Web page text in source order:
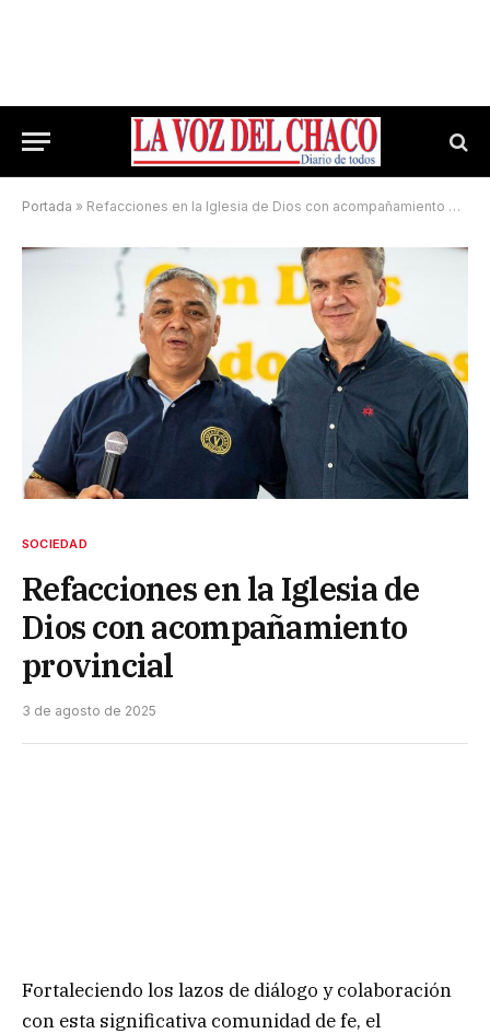
Portada » Refacciones en la Iglesia de Dios con acompañamiento provincial
SOCIEDAD
Refacciones en la Iglesia de
Dios con acompañamiento
provincial
3 de agosto de 2025
Fortaleciendo los lazos de diálogo y colaboración
con esta significativa comunidad de fe, el